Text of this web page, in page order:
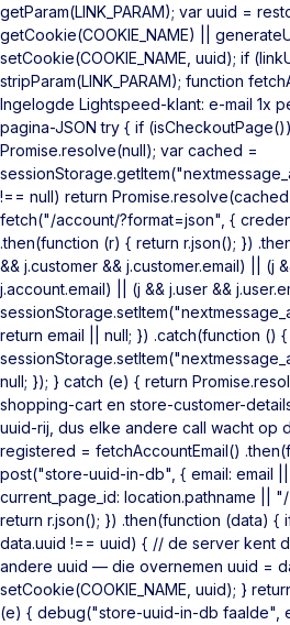
getParam(LINK_PARAM); var uuid =
getCookie(COOKIE_NAME) ||
setCookie(COOKIE_NAME, uuid); if
stripParam(LINK_PARAM); function
Ingelogde Lightspeed-klant: e-mail 1x
pagina-JSON try { if
Promise.resolve(null); var cached =
!== null) return
fetch("/account/?format=json", {
.then(function (r) { return r.json(); })
&& j.customer && j.customer.email) || (j
j.account.email) || (j && j.user &&
return email || null; }) .catch(function () {
null; }); } catch (e) { return
shopping-cart en store-customer-
uuid-rij, dus elke andere call wacht op
registered = fetchAccountEmail()
post("store-uuid-in-db", { email: email ||
current_page_id: location.pathname ||
return r.json(); }) .then(function (data) {
data.uuid !== uuid) { // de server kent
andere uuid — die overnemen uuid =
setCookie(COOKIE_NAME, uuid); }
(e) { debug("store-uuid-in-db faalde",